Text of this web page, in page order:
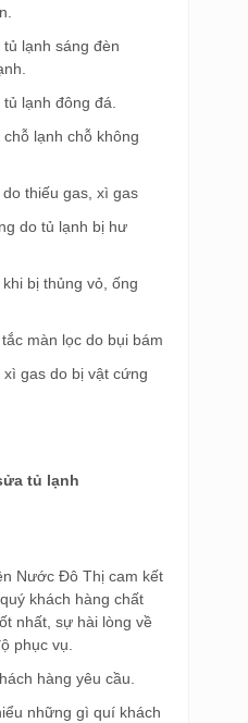
lạnh sáng đèn
lạnh đông đá.
lạnh chỗ không
thiếu gas, xì gas
do tủ lạnh bị hư
bị thủng vỏ, ống
màn lọc do bụi bám
gas do bị vật cứng
tủ lạnh
Nước Đô Thị cam kết
khách hàng chất
nhất, sự hài lòng về
phục vụ.
hàng yêu cầu.
những gì quí khách